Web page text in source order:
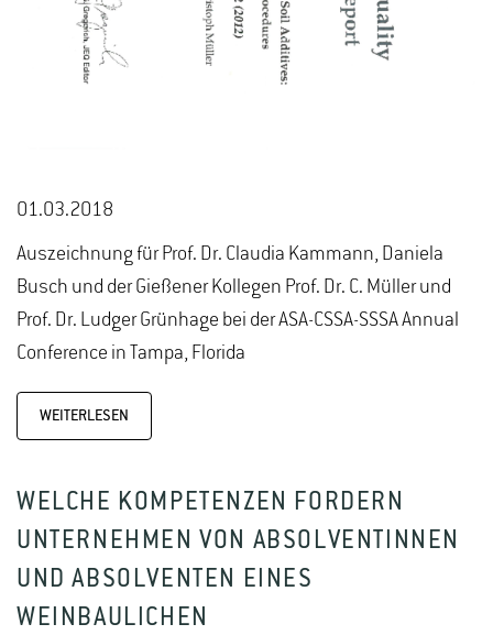
01.03.2018
Auszeichnung für Prof. Dr. Claudia Kammann, Daniela
Busch und der Gießener Kollegen Prof. Dr. C. Müller und
Prof. Dr. Ludger Grünhage bei der ASA-CSSA-SSSA Annual
Conference in Tampa, Florida
WEITERLESEN
WELCHE KOMPETENZEN FORDERN
UNTERNEHMEN VON ABSOLVENTINNEN
UND ABSOLVENTEN EINES
WEINBAULICHEN